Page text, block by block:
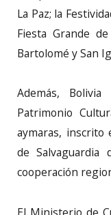
La Paz; la
Fiesta Grande
Bartolomé y San
Además,
Patrimonio
aymaras, inscrito
de Salvaguardia
cooperación
El Ministerio de